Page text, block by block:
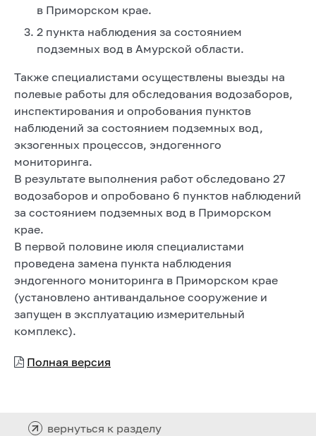
в Приморском крае.
2 пункта наблюдения за состоянием
подземных вод в Амурской области.
Также специалистами осуществлены выезды на
полевые работы для обследования водозаборов,
инспектирования и опробования пунктов
наблюдений за состоянием подземных вод,
экзогенных процессов, эндогенного
мониторинга.
В результате выполнения работ обследовано 27
водозаборов и опробовано 6 пунктов наблюдений
за состоянием подземных вод в Приморском
крае.
В первой половине июля специалистами
проведена замена пункта наблюдения
эндогенного мониторинга в Приморском крае
(установлено антивандальное сооружение и
запущен в эксплуатацию измерительный
комплекс).
Полная версия
вернуться к разделу